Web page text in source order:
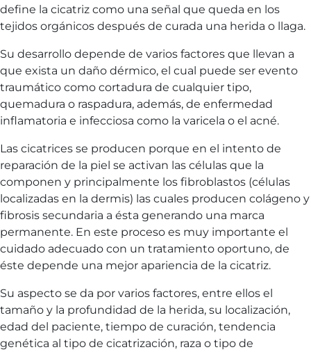
define la cicatriz como una señal que queda en los
tejidos orgánicos después de curada una herida o llaga.
Su desarrollo depende de varios factores que llevan a
que exista un daño dérmico, el cual puede ser evento
traumático como cortadura de cualquier tipo,
quemadura o raspadura, además, de enfermedad
inflamatoria e infecciosa como la varicela o el acné.
Las cicatrices se producen porque en el intento de
reparación de la piel se activan las células que la
componen y principalmente los fibroblastos (células
localizadas en la dermis) las cuales producen colágeno y
fibrosis secundaria a ésta generando una marca
permanente. En este proceso es muy importante el
cuidado adecuado con un tratamiento oportuno, de
éste depende una mejor apariencia de la cicatriz.
Su aspecto se da por varios factores, entre ellos el
tamaño y la profundidad de la herida, su localización,
edad del paciente, tiempo de curación, tendencia
genética al tipo de cicatrización, raza o tipo de